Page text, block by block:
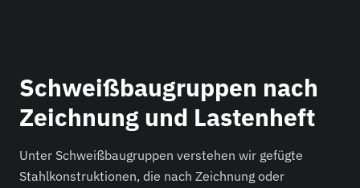
Schweißbaugruppen nach
Zeichnung und Lastenheft
Unter Schweißbaugruppen verstehen wir gefügte
Stahlkonstruktionen, die nach Zeichnung oder